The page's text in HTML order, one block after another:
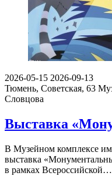
2026-05-15 2026-09-13
Тюмень, Советская, 63
Словцова
Выставка
В Музейном комплексе
выставка
в рамках Всероссийской…